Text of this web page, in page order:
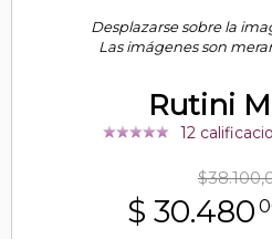
Desplazarse sobre la
Las imágenes son
Rutini
12
$ 30.480